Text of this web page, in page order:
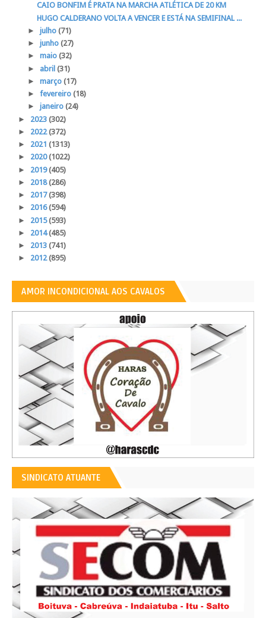
CAIO BONFIM É PRATA NA MARCHA ATLÉTICA DE 20 KM
HUGO CALDERANO VOLTA A VENCER E ESTÁ NA SEMIFINAL ...
► julho (71)
► junho (27)
► maio (32)
► abril (31)
► março (17)
► fevereiro (18)
► janeiro (24)
► 2023 (302)
► 2022(372)
► 2021 (1313)
► 2020(1022)
► 2019(405)
► 2018(286)
► 2017(398)
► 2016(594)
► 2015(593)
► 2014(485)
► 2013 (741)
► 2012(895)
AMOR INCONDICIONAL AOS CAVALOS
SINDICATO ATUANTE